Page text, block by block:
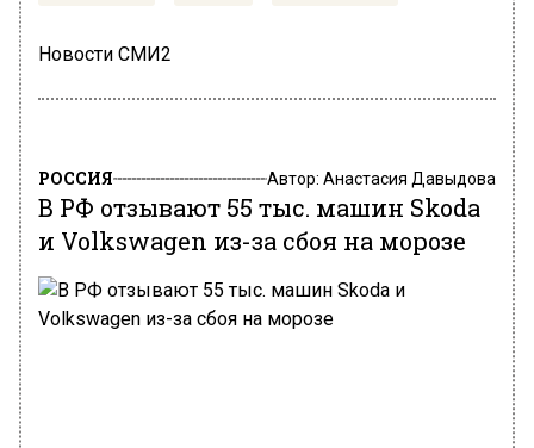
Новости СМИ2
РОССИЯ Автор: Анастасия Давыдова
В РФ отзывают 55 тыс. машин Skoda
и Volkswagen из-за сбоя на морозе